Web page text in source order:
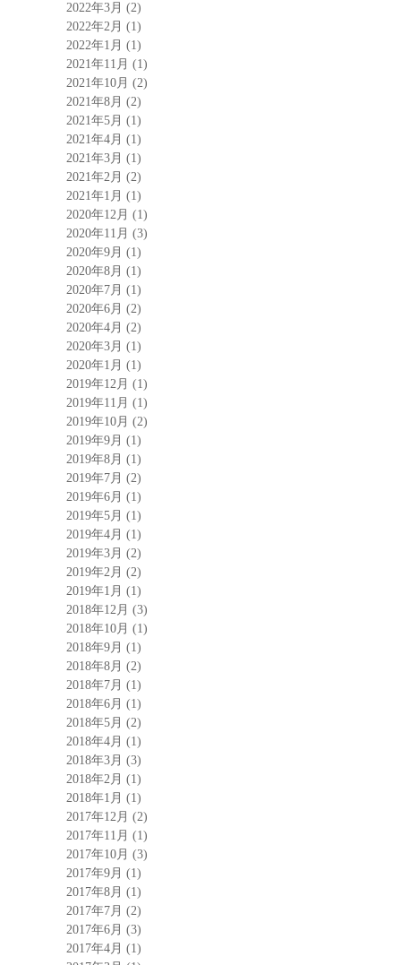
2022年3月 (2)
2022年2月 (1)
2022年1月 (1)
2021年11月 (1)
2021年10月 (2)
2021年8月 (2)
2021年5月 (1)
2021年4月 (1)
2021年3月 (1)
2021年2月 (2)
2021年1月 (1)
2020年12月 (1)
2020年11月 (3)
2020年9月 (1)
2020年8月 (1)
2020年7月 (1)
2020年6月 (2)
2020年4月 (2)
2020年3月 (1)
2020年1月 (1)
2019年12月 (1)
2019年11月 (1)
2019年10月 (2)
2019年9月 (1)
2019年8月 (1)
2019年7月 (2)
2019年6月 (1)
2019年5月 (1)
2019年4月 (1)
2019年3月 (2)
2019年2月 (2)
2019年1月 (1)
2018年12月 (3)
2018年10月 (1)
2018年9月 (1)
2018年8月 (2)
2018年7月 (1)
2018年6月 (1)
2018年5月 (2)
2018年4月 (1)
2018年3月 (3)
2018年2月 (1)
2018年1月 (1)
2017年12月 (2)
2017年11月 (1)
2017年10月 (3)
2017年9月 (1)
2017年8月 (1)
2017年7月 (2)
2017年6月 (3)
2017年4月 (1)